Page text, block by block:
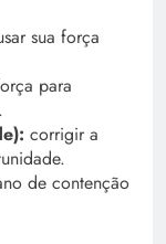
sua força
para
corrigir a
de contenção